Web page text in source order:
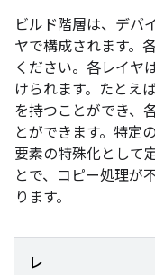
ビルド階層は、デバ
ヤで構成されます。
ください。各レイヤ
けられます。たとえ
を持つことができ、
とができます。特定
要素の特殊化として
とで、コピー処理が
ります。
レ